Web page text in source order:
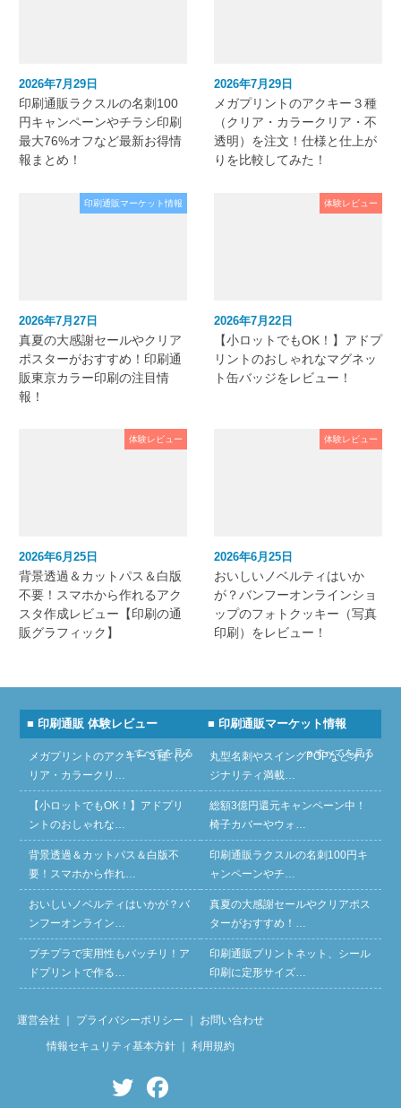
2026年7月29日
印刷通販ラクスルの名刺100
円キャンペーンやチラシ印刷
最大76%オフなど最新お得情
報まとめ！
2026年7月29日
メガプリントのアクキー３種
（クリア・カラークリア・不
透明）を注文！仕様と仕上が
りを比較してみた！
印刷通販マーケット情報
2026年7月27日
真夏の大感謝セールやクリア
ポスターがおすすめ！印刷通
販東京カラー印刷の注目情
報！
体験レビュー
2026年7月22日
【小ロットでもOK！】アドプ
リントのおしゃれなマグネッ
ト缶バッジをレビュー！
体験レビュー
2026年6月25日
背景透過＆カットパス＆白版
不要！スマホから作れるアク
スタ作成レビュー【印刷の通
販グラフィック】
体験レビュー
2026年6月25日
おいしいノベルティはいか
が？バンフーオンラインショ
ップのフォトクッキー（写真
印刷）をレビュー！
■ 印刷通販 体験レビュー
» すべてを見る
メガプリントのアクキー３種（ク
リア・カラークリ…
【小ロットでもOK！】アドプリ
ントのおしゃれな…
背景透過＆カットパス＆白版不
要！スマホから作れ…
おいしいノベルティはいかが？バ
ンフーオンライン…
プチプラで実用性もバッチリ！ア
ドプリントで作る…
■ 印刷通販マーケット情報
» すべてを見る
丸型名刺やスイングPOPなどオリ
ジナリティ満載…
総額3億円還元キャンペーン中！
椅子カバーやウォ…
印刷通販ラクスルの名刺100円キ
ャンペーンやチ…
真夏の大感謝セールやクリアポス
ターがおすすめ！…
印刷通販プリントネット、シール
印刷に定形サイズ…
運営会社 ｜ プライバシーポリシー ｜ お問い合わせ
情報セキュリティ基本方針｜ 利用規約